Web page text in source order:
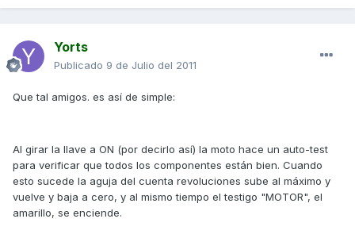
Yorts
Publicado 9 de Julio del 2011
Que tal amigos. es así de simple:
Al girar la llave a ON (por decirlo así) la moto hace un auto-test
para verificar que todos los componentes están bien. Cuando
esto sucede la aguja del cuenta revoluciones sube al máximo y
vuelve y baja a cero, y al mismo tiempo el testigo "MOTOR", el
amarillo, se enciende.